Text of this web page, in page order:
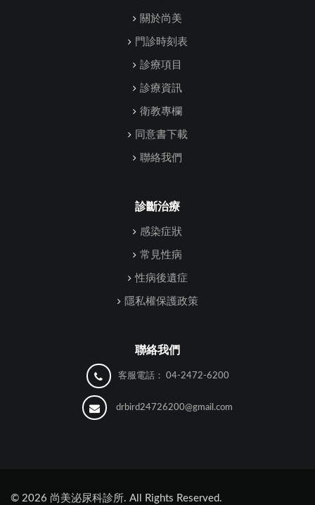
關於尚美
門診時刻表
診療項目
診療資訊
衛教專欄
同意書下載
聯絡我們
診斷治療
感染症狀
常見性病
性病後遺症
隱私權保護政策
聯絡我們
客服電話： 04-2472-6200
drbird24726200@gmail.com
© 2026 尚美泌尿科診所. All Rights Reserved.